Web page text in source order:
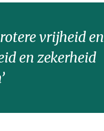
vrijheid en
en zekerheid